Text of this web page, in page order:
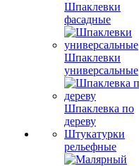
Шпаклевки
фасадные
Шпаклевки
универсальные
Шпаклевка по
дереву
Штукатурки
рельефные